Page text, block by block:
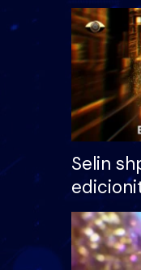
Selin
Brother
çmimin
mijë